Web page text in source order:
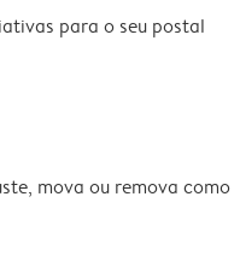
para o seu postal
mova ou remova como